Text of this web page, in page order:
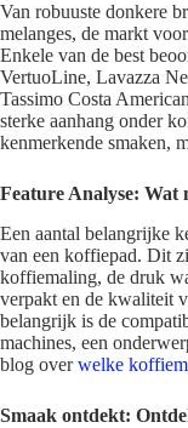
Van robuuste donkere
melanges, de markt
Enkele van de best
VertuoLine, Lavazza
Tassimo Costa
sterke aanhang onder
kenmerkende smaken,
Feature Analyse: Wat
Een aantal belangrijke
van een koffiepad. Dit
koffiemaling, de druk
verpakt en de kwaliteit
belangrijk is de
machines, een
blog overwelke
Smaak ontdekt: